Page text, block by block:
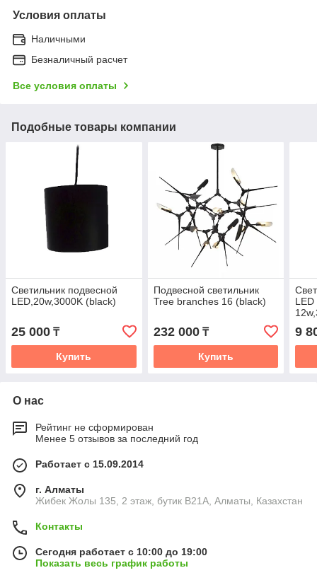
Условия оплаты
Наличными
Безналичный расчет
Все условия оплаты
Подобные товары компании
Светильник подвесной
LED,20w,3000K (black)
25 000 ₸
Купить
Подвесной светильник
Tree branches 16 (black)
232 000₸
Купить
9
О нас
Рейтинг не сформирован
Менее 5 отзывов за последний год
Работает с 15.09.2014
г. Алматы
Жибек Жолы 135, 2 этаж, бутик B21A, Алматы, Казахстан
Контакты
Сегодня работает с 10:00 до 19:00
Показать весь график работы